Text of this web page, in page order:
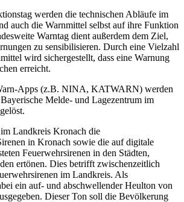
werden die technischen Abläufe im
auch die Warnmittel selbst auf ihre Funktion
Warntag dient außerdem dem Ziel,
zu sensibilisieren. Durch eine Vielzahl
wird sichergestellt, dass eine Warnung
erreicht.
Apps (z.B. NINA, KATWARN) werden
Melde- und Lagezentrum im
Landkreis Kronach die
in Kronach sowie die auf digitale
Feuerwehrsirenen in den Städten,
ertönen. Dies betrifft zwischenzeitlich
im Landkreis. Als
ein auf- und abschwellender Heulton von
Dieser Ton soll die Bevölkerung